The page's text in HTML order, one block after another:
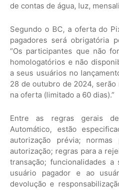
de contas de água, luz,
Segundo o BC, a oferta do
pagadores será obrigatória
“Os participantes que não
homologatórios e não
a seus usuários no
28 de outubro de 2024,
na oferta (limitado a 60 dias).”
Entre as regras gerais
Automático, estão
autorização prévia;
autorização; regras para a
transação; funcionalidades
usuário pagador e ao
devolução e